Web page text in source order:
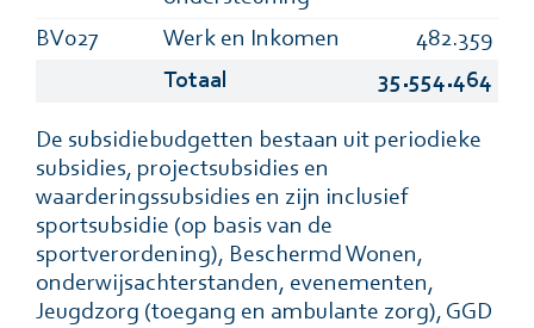
BV027 Werk en Inkomen
482.359
Totaal
35.554.464
De subsidiebudgetten bestaan uit periodieke
subsidies, projectsubsidies en
waarderingssubsidies en zijn inclusief
sportsubsidie (op basis van de
sportverordening), Beschermd Wonen,
onderwijsachterstanden, evenementen,
Jeugdzorg (toegang en ambulante zorg), GGD